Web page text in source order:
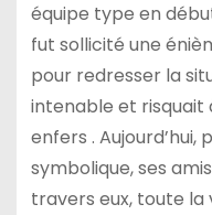
équipe type en
fut sollicité une
pour redresser la
intenable et risquait
enfers .
symbolique, ses
travers eux, toute la